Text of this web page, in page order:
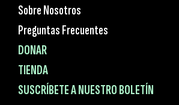
Sobre Nosotros
Preguntas Frecuentes
DONAR
TIENDA
SUSCRÍBETE A NUESTRO BOLETÍN